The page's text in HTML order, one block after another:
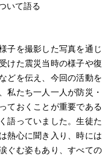
いて語る
子を撮影した写真を通じ
けた震災当時の様子や復
どを伝え、今回の活動を
私たち一人一人が防災・
ておくことが重要である
語っていました。生徒た
熱心に聞き入り、時には
ぐむ姿もあり、すべての